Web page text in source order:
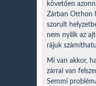
követően
Zárban Otthon
szorult
nem nyílik az
rájuk
Mi van akkor,
zárral van
Semmi